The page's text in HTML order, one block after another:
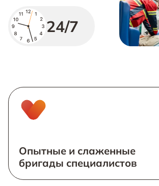
24/7
Опытные и слаженные
бригады специалистов